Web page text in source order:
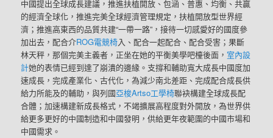
中國提出全球成長建議，推進扶植開放、包涵、普惠、均衡、共贏
的經濟全球化，推進完美全球經濟管理規定，扶植開放型世界經
濟；推進高東西的品質共建“一帶一路”，接待一切感愛好的國度參
加出去，配合介ROG電競椅入、配合一起配合、配合受害；果斷
林天秤，那個完美主義者，正坐在她的平衡美學吧檯後面， 室內設
計她的表情已經到達了崩潰的邊緣。支撐和輔助寬大成長中國度加
速成長，完成產業化、古代化，為減少南北差距、完成配合成長供
給力所能及的輔助，與列國亞梭Artso工學椅聯袂構建全球成長配
合體；加速構建新成長格式，不竭擴展高程度對外開放，為世界供
給更多更好的中國制造和中國發明，供給更年夜範圍的中國市場和
中國需求。